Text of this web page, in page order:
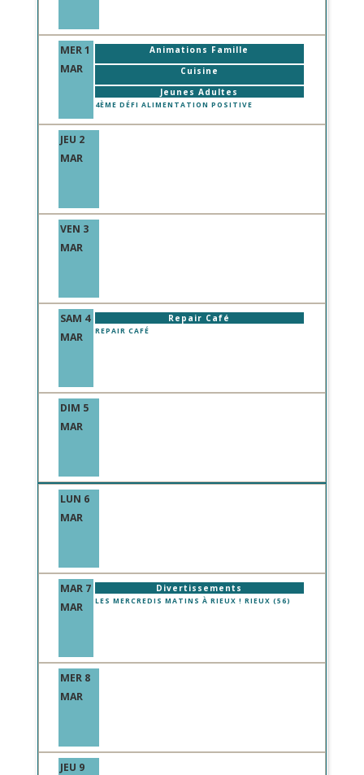
MER 1
MAR
Animations Famille
Cuisine
Jeunes Adultes
4ÈME DÉFI ALIMENTATION POSITIVE
JEU 2
MAR
VEN 3
MAR
SAM 4
MAR
Repair Café
REPAIR CAFÉ
DIM 5
MAR
LUN 6
MAR
MAR 7
MAR
Divertissements
LES MERCREDIS MATINS À RIEUX ! RIEUX (56)
MER 8
MAR
JEU 9